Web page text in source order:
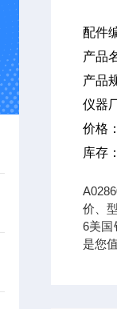
配件
产品
产品
仪器
价格
库存
价、
6美国
是您